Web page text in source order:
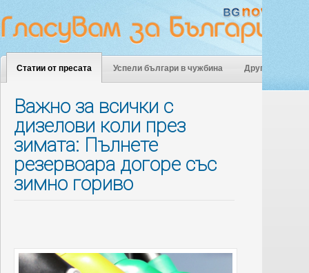
Статии от пресата Успели българи в чужбина Други
Важно за всички с
дизелови коли през
зимата: Пълнете
резервоара догоре със
зимно гориво